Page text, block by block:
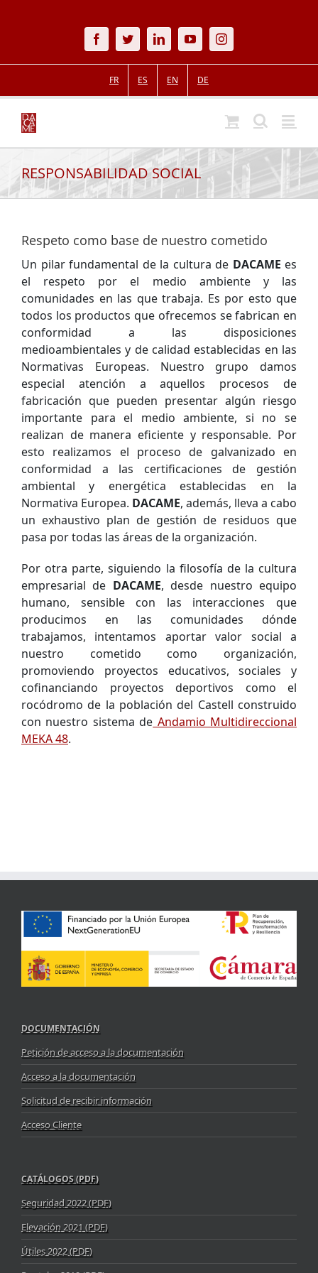
FacebookTwitterLinkedInYouTubeInstagram
FR ES EN DE
RESPONSABILIDAD SOCIAL
Respeto como base de nuestro cometido
Un pilar fundamental de la cultura de DACAME es
el respeto por el medio ambiente y las
comunidades en las que trabaja. Es por esto que
todos los productos que ofrecemos se fabrican en
conformidad a las disposiciones
medioambientales y de calidad establecidas en las
Normativas Europeas. Nuestro grupo damos
especial atención a aquellos procesos de
fabricación que pueden presentar algún riesgo
importante para el medio ambiente, si no se
realizan de manera eficiente y responsable. Por
esto realizamos el proceso de galvanizado en
conformidad a las certificaciones de gestión
ambiental y energética establecidas en la
Normativa Europea. DACAME, además, lleva a cabo
un exhaustivo plan de gestión de residuos que
pasa por todas las áreas de la organización.
Por otra parte, siguiendo la filosofía de la cultura
empresarial de DACAME, desde nuestro equipo
humano, sensible con las interacciones que
producimos en las comunidades dónde
trabajamos, intentamos aportar valor social a
nuestro cometido como organización,
promoviendo proyectos educativos, sociales y
cofinanciando proyectos deportivos como el
rocódromo de la población del Castell construido
con nuestro sistema de Andamio Multidireccional
MEKA 48.
DOCUMENTACIÓN
Petición de acceso a la documentación
Acceso a la documentación
Solicitud de recibir información
Acceso Cliente
CATÁLOGOS (PDF)
Seguridad 2022 (PDF)
Elevación 2021 (PDF)
Útiles 2022 (PDF)